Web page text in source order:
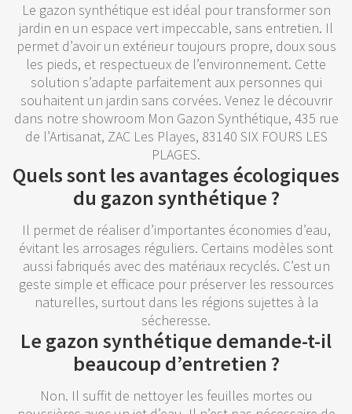
Le gazon synthétique est idéal pour transformer son
jardin en un espace vert impeccable, sans entretien. Il
permet d’avoir un extérieur toujours propre, doux sous
les pieds, et respectueux de l’environnement. Cette
solution s’adapte parfaitement aux personnes qui
souhaitent un jardin sans corvées. Venez le découvrir
dans notre showroom Mon Gazon Synthétique, 435 rue
de l’Artisanat, ZAC Les Playes, 83140 SIX FOURS LES
PLAGES.
Quels sont les avantages écologiques
du gazon synthétique ?
Il permet de réaliser d’importantes économies d’eau,
évitant les arrosages réguliers. Certains modèles sont
aussi fabriqués avec des matériaux recyclés. C’est un
geste simple et efficace pour préserver les ressources
naturelles, surtout dans les régions sujettes à la
sécheresse.
Le gazon synthétique demande-t-il
beaucoup d’entretien ?
Non. Il suffit de nettoyer les feuilles mortes ou